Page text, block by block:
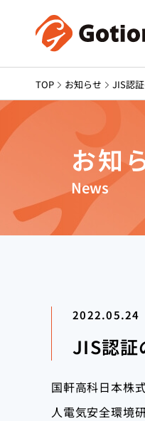
TOP お知らせ JIS認
お知
News
2022.05.24
JIS認証
国軒高科日本株
人電気安全環境